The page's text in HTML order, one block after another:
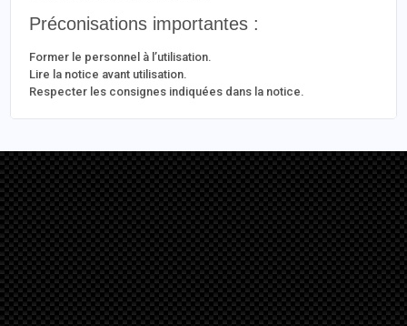
Préconisations importantes :
Former le personnel à l’utilisation.
Lire la notice avant utilisation.
Respecter les consignes indiquées dans la notice.